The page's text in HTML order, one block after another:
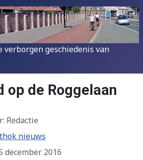
verborgen geschiedenis van
op de Roggelaan
Redactie
nieuws
december 2016